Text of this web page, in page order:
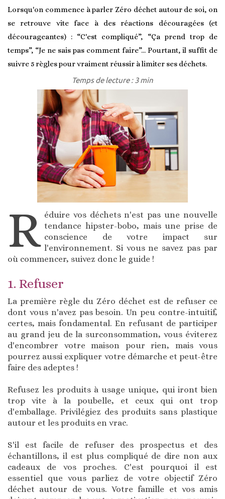
Lorsqu'on commence à parler Zéro déchet autour de soi, on
se retrouve vite face à des réactions découragées (et
décourageantes) : “C'est compliqué”, “Ça prend trop de
temps”, “Je ne sais pas comment faire”... Pourtant, il suffit de
suivre 5 règles pour vraiment réussir à limiter ses déchets.
Temps de lecture : 3 min
R éduire vos déchets n'est pas une nouvelle
tendance hipster-bobo, mais une prise de
conscience de votre impact sur
l'environnement. Si vous ne savez pas par
où commencer, suivez donc le guide !
1. Refuser
La première règle du Zéro déchet est de refuser ce
dont vous n'avez pas besoin. Un peu contre-intuitif,
certes, mais fondamental. En refusant de participer
au grand jeu de la surconsommation, vous éviterez
d'encombrer votre maison pour rien, mais vous
pourrez aussi expliquer votre démarche et peut-être
faire des adeptes !
Refusez les produits à usage unique, qui iront bien
trop vite à la poubelle, et ceux qui ont trop
d'emballage. Privilégiez des produits sans plastique
autour et les produits en vrac.
S'il est facile de refuser des prospectus et des
échantillons, il est plus compliqué de dire non aux
cadeaux de vos proches. C'est pourquoi il est
essentiel que vous parliez de votre objectif Zéro
déchet autour de vous. Votre famille et vos amis